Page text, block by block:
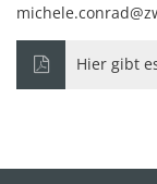
Hier gibt